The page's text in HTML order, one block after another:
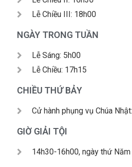
Lễ Chiều III: 18h00
NGÀY TRONG TUẦN
Lễ Sáng: 5h00
Lễ Chiều: 17h15
CHIỀU THỨ BẢY
Cử hành phụng vụ Chúa
GIỜ GIẢI TỘI
14h30-16h00, ngày thứ